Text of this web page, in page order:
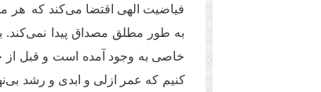
فیاضیت الهی اقتضا می‌کند که هر
به طور مطلق مصداق پیدا نمی‌کند.
خاصی به وجود آمده است و قبل از
کنیم که عمر ازلی و ابدی و رشد